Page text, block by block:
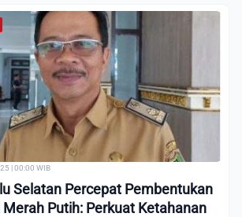
| 00:00 WIB
Selatan Percepat Pembentukan
Merah Putih: Perkuat Ketahanan